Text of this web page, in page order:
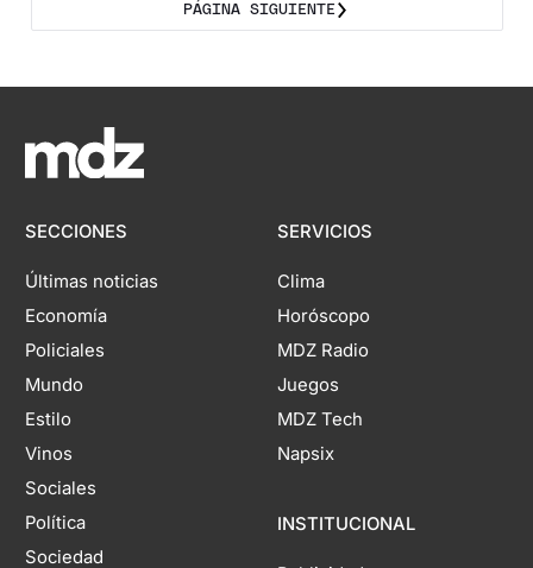
PÁGINA SIGUIENTE
SECCIONES
Últimas noticias
Economía
Policiales
Mundo
Estilo
Vinos
Sociales
Política
Sociedad
SERVICIOS
Clima
Horóscopo
MDZ Radio
Juegos
MDZ Tech
Napsix
INSTITUCIONAL